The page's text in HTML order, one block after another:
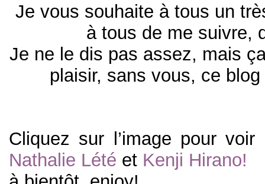
Je vous souhaite à tous un
à tous de me suivre,
Je ne le dis pas assez, mais
plaisir, sans vous, ce blog
Cliquez sur l’image pour
Nathalie Lété et Kenji Hirano!